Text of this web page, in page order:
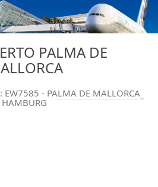
PALMA DE
EW7585 - PALMA DE MALLORCA